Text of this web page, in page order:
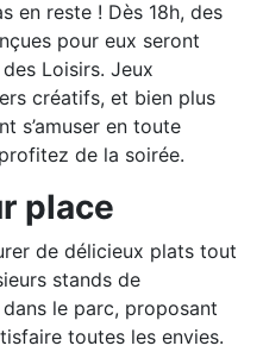
en reste ! Dès 18h, des
pour eux seront
Loisirs. Jeux
créatifs, et bien plus
s’amuser en toute
de la soirée.
place
de délicieux plats tout
stands de
le parc, proposant
toutes les envies.